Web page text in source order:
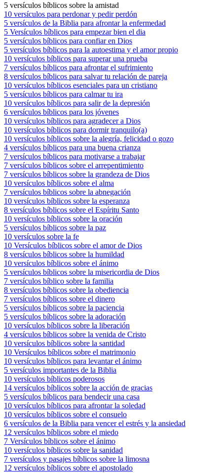
5 versículos bíblicos sobre la amistad
10 versículos para perdonar y pedir perdón
5 versículos de la Biblia para afrontar la enfermedad
5 Versículos bíblicos para empezar bien el dia
5 versículos bíblicos para confiar en Dios
5 versículos bíblicos para la autoestima y el amor propio
10 versículos bíblicos para superar una prueba
7 versículos bíblicos para afrontar el sufrimiento
8 versículos bíblicos para salvar tu relación de pareja
10 versículos bíblicos esenciales para un cristiano
5 versículos bíblicos para calmar tu ira
10 versículos bíblicos para salir de la depresión
6 versículos bíblicos para los jóvenes
10 versículos bíblicos para agradecer a Dios
10 versículos bíblicos para dormir tranquilo(a)
10 versículos bíblicos sobre la alegría, felicidad o gozo
4 versículos bíblicos para una buena crianza
7 versículos bíblicos para motivarse a trabajar
7 versículos bíblicos sobre el arrepentimiento
7 versículos bíblicos sobre la grandeza de Dios
10 versículos bíblicos sobre el alma
7 versículos bíblicos sobre la abnegación
10 versículos bíblicos sobre la esperanza
8 versículos bíblicos sobre el Espíritu Santo
10 versículos bíblicos sobre la oración
5 versículos bíblicos sobre la paz
10 versículos sobre la fe
10 Versículos bíblicos sobre el amor de Dios
8 versículos bíblicos sobre la humildad
10 versículos bíblicos sobre el ánimo
5 versículos bíblicos sobre la misericordia de Dios
7 versículos bíblico sobre la familia
8 versículos bíblicos sobre la obediencia
7 versículos bíblicos sobre el dinero
5 versículos bíblicos sobre la paciencia
5 versículos bíblicos sobre la adoración
10 versículos bíblicos sobre la liberación
4 versículos bíblicos sobre la venida de Cristo
10 versículos bíblicos sobre la santidad
10 Versículos bíblicos sobre el matrimonio
10 versículos bíblicos para levantar el ánimo
5 versículos importantes de la Biblia
10 versículos bíblicos poderosos
14 versículos bíblicos sobre la acción de gracias
5 versículos bíblicos para bendecir una casa
10 versículos bíblicos para afrontar la soledad
10 versículos bíblicos sobre el consuelo
6 versículos de la Biblia para vencer el estrés y la ansiedad
12 versículos bíblicos sobre el miedo
7 Versículos bíblicos sobre el ánimo
10 versículos bíblicos sobre la sanidad
7 versículos y pasajes bíblicos sobre la limosna
12 versículos bíblicos sobre el apostolado